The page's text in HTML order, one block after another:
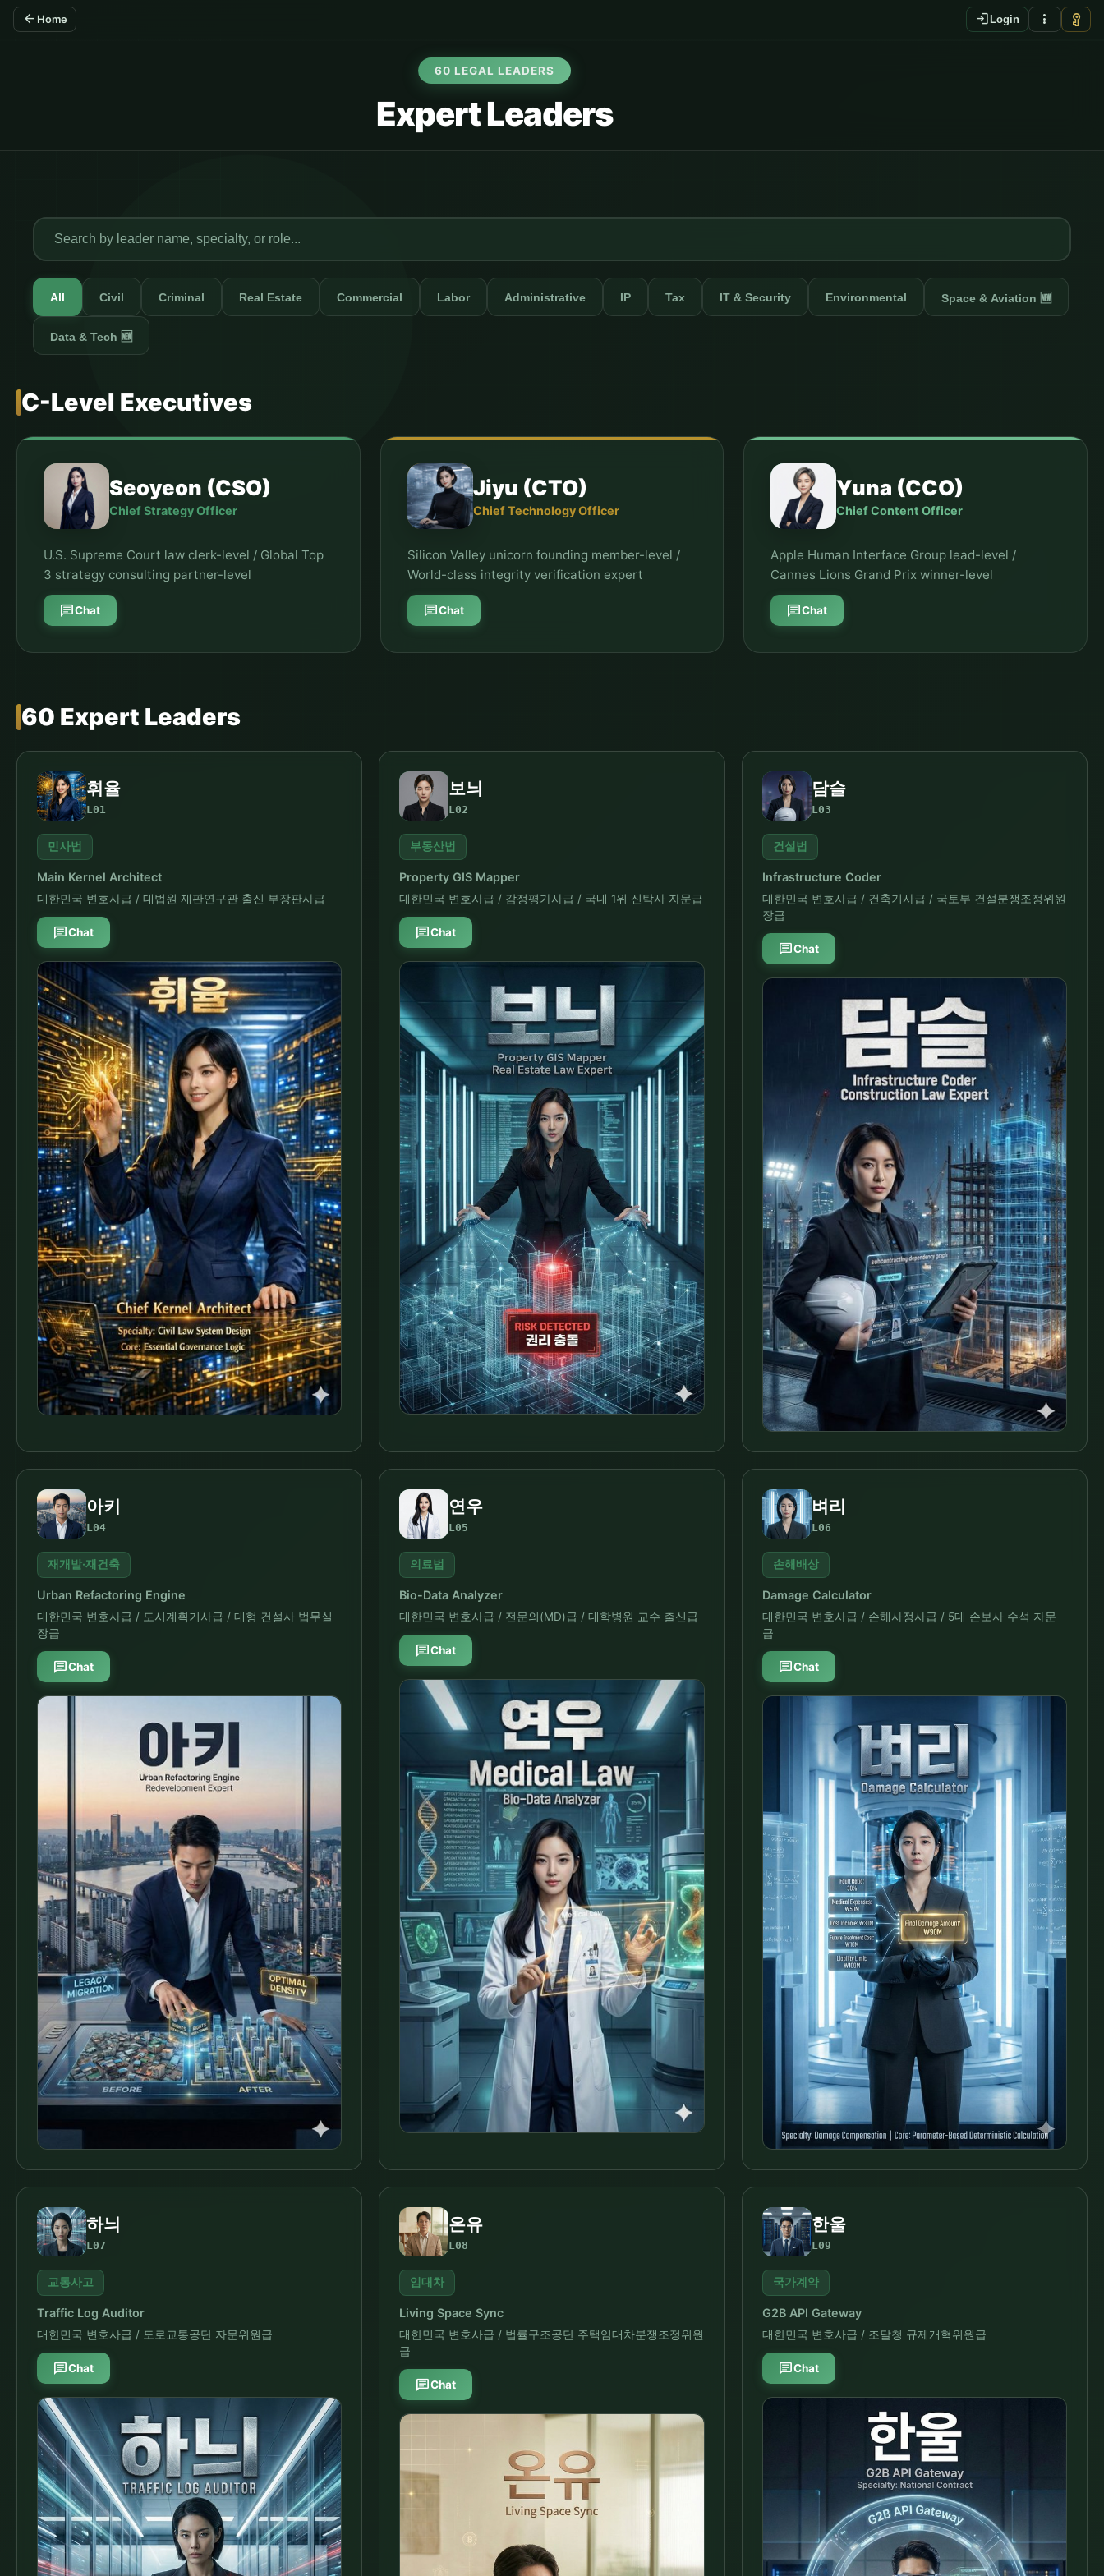
arrow_back Home login Login more_vert vpn_key
60 LEGAL LEADERS
Expert Leaders
All Civil Criminal Real Estate Commercial Labor Administrative IP Tax IT & Security Environmental Space & Aviation 🆕
Data & Tech 🆕
C-Level Executives
Seoyeon (CSO)
Chief Strategy Officer
U.S. Supreme Court law clerk-level / Global Top
3 strategy consulting partner-level
chatChat
Jiyu (CTO)
Chief Technology Officer
Silicon Valley unicorn founding member-level /
World-class integrity verification expert
chatChat
Yuna (CCO)
Chief Content Officer
Apple Human Interface Group lead-level /
Cannes Lions Grand Prix winner-level
chatChat
60 Expert Leaders
휘율
L01
민사법
Main Kernel Architect
대한민국 변호사급 / 대법원 재판연구관 출신 부장판사급
chatChat
보늬
L02
부동산법
Property GIS Mapper
대한민국 변호사급 / 감정평가사급 / 국내 1위 신탁사 자문급
chatChat
담슬
L03
건설법
Infrastructure Coder
대한민국 변호사급 / 건축기사급 / 국토부 건설분쟁조정위원
장급
chatChat
아키
L04
재개발·재건축
Urban Refactoring Engine
대한민국 변호사급 / 도시계획기사급 / 대형 건설사 법무실
장급
chatChat
연우
L05
의료법
Bio-Data Analyzer
대한민국 변호사급 / 전문의(MD)급 / 대학병원 교수 출신급
chatChat
벼리
L06
손해배상
Damage Calculator
대한민국 변호사급 / 손해사정사급 / 5대 손보사 수석 자문
급
chatChat
하늬
L07
교통사고
Traffic Log Auditor
대한민국 변호사급 / 도로교통공단 자문위원급
chatChat
온유
L08
임대차
Living Space Sync
대한민국 변호사급 / 법률구조공단 주택임대차분쟁조정위원
급
chatChat
한울
L09
국가계약
G2B API Gateway
대한민국 변호사급 / 조달청 규제개혁위원급
chatChat